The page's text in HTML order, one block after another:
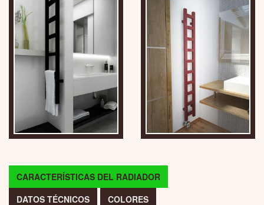
CARACTERÍSTICAS DEL RADIADOR
DATOS TÉCNICOS
COLORES